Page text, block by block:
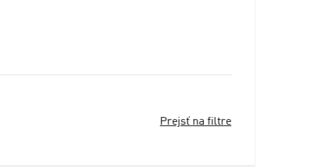
Prejsť na filtre